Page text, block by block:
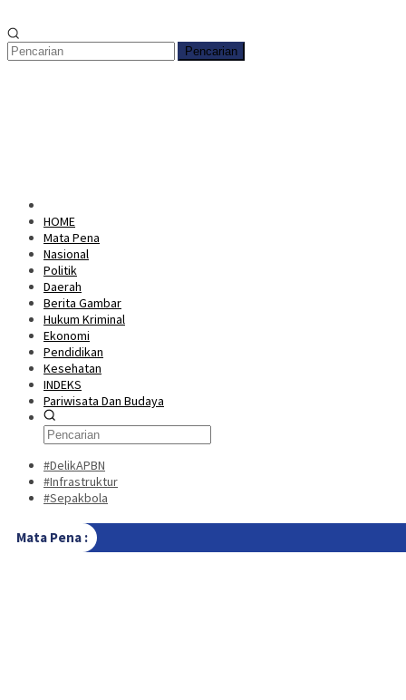
Pencarian
HOME
Mata Pena
Nasional
Politik
Daerah
Berita Gambar
Hukum Kriminal
Ekonomi
Pendidikan
Kesehatan
INDEKS
Pariwisata Dan Budaya
#DelikAPBN
#Infrastruktur
#Sepakbola
Mata Pena :